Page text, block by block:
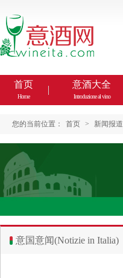
首页
Home
意酒大全
Introduzione al vino
您的当前位置： 首页 > 新闻报道
意国意闻(Notizie in Italia)